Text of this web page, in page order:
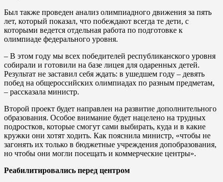
Был также проведен анализ олимпиадного движения за пять
лет, который показал, что побеждают всегда те дети, с
которыми ведется отдельная работа по подготовке к
олимпиаде федерального уровня.
– В этом году мы всех победителей республиканского уровня
собирали и готовили на базе лицея для одаренных детей.
Результат не заставил себя ждать: в ушедшем году – девять
побед на общероссийских олимпиадах по разным предметам,
– рассказала министр.
Второй проект будет направлен на развитие дополнительного
образования. Особое внимание будет нацелено на трудных
подростков, которые смогут сами выбирать, куда и в какие
кружки они хотят ходить. Как пояснила министр, «чтобы не
загонять их только в бюджетные учреждения допобразования,
но чтобы они могли посещать и коммерческие центры».
Реабилитировались перед центром